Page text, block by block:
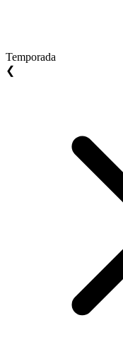
Temporada
❮